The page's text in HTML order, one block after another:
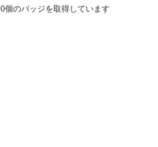
0個のバッジを取得しています